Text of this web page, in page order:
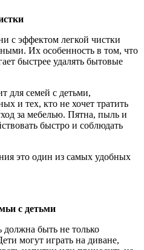
с эффектом легкой чистки
Их особенность в том, что
быстрее удалять бытовые
для семей с детьми,
и тех, кто не хочет тратить
за мебелью. Пятна, пыль и
быстро и соблюдать
это один из самых удобных
с детьми
должна быть не только
могут играть на диване,